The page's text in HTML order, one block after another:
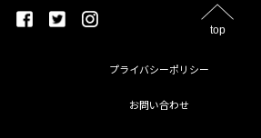
top
プライバシーポリシー
お問い合わせ